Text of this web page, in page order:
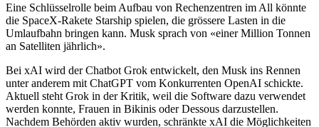
Eine Schlüsselrolle beim Aufbau von Rechenzentren im All könnte
die SpaceX-Rakete Starship spielen, die grössere Lasten in die
Umlaufbahn bringen kann. Musk sprach von «einer Million Tonnen
an Satelliten jährlich».
Bei xAI wird der Chatbot Grok entwickelt, den Musk ins Rennen
unter anderem mit ChatGPT vom Konkurrenten OpenAI schickte.
Aktuell steht Grok in der Kritik, weil die Software dazu verwendet
werden konnte, Frauen in Bikinis oder Dessous darzustellen.
Nachdem Behörden aktiv wurden, schränkte xAI die Möglichkeiten